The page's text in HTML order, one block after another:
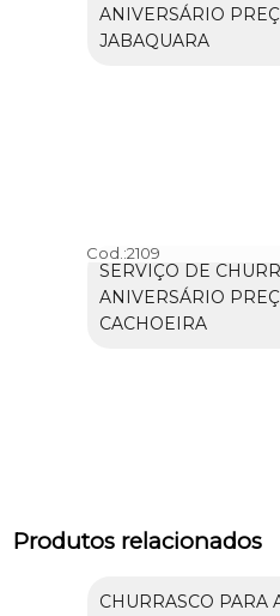
ANIVERSÁRIO
JABAQUARA
Cod.:2109
SERVIÇO DE
ANIVERSÁRIO
CACHOEIRA
Produtos relacionados
CHURRASCO PARA